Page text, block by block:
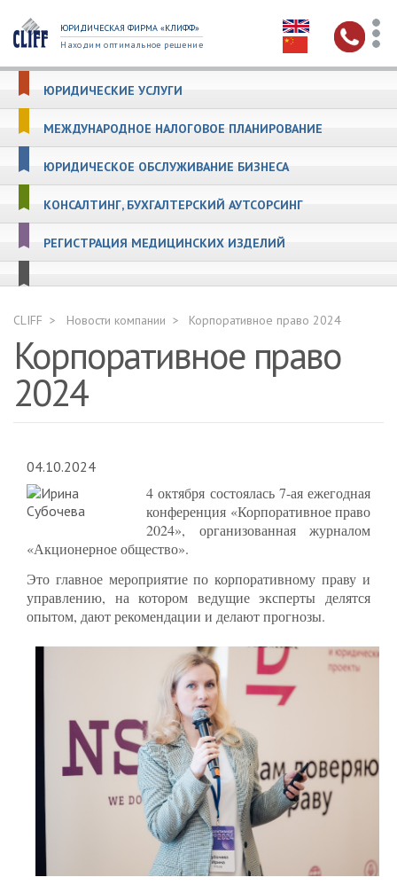
ЮРИДИЧЕСКАЯ ФИРМА «КЛИФФ»
Находим оптимальное решение
ЮРИДИЧЕСКИЕ УСЛУГИ
МЕЖДУНАРОДНОЕ НАЛОГОВОЕ ПЛАНИРОВАНИЕ
ЮРИДИЧЕСКОЕ ОБСЛУЖИВАНИЕ БИЗНЕСА
КОНСАЛТИНГ, БУХГАЛТЕРСКИЙ АУТСОРСИНГ
РЕГИСТРАЦИЯ МЕДИЦИНСКИХ ИЗДЕЛИЙ
CLIFF Новости компании Корпоративное право 2024
Корпоративное право
2024
04.10.2024
4 октября состоялась 7-ая ежегодная
конференция «Корпоративное право
2024», организованная журналом
«Акционерное общество».
Это главное мероприятие по корпоративному праву и
управлению, на котором ведущие эксперты делятся
опытом, дают рекомендации и делают прогнозы.